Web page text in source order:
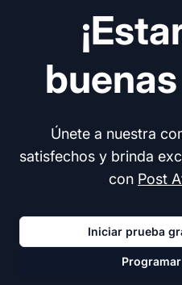
Únete a nuestra
satisfechos y brinda
con Post
Iniciar prueba